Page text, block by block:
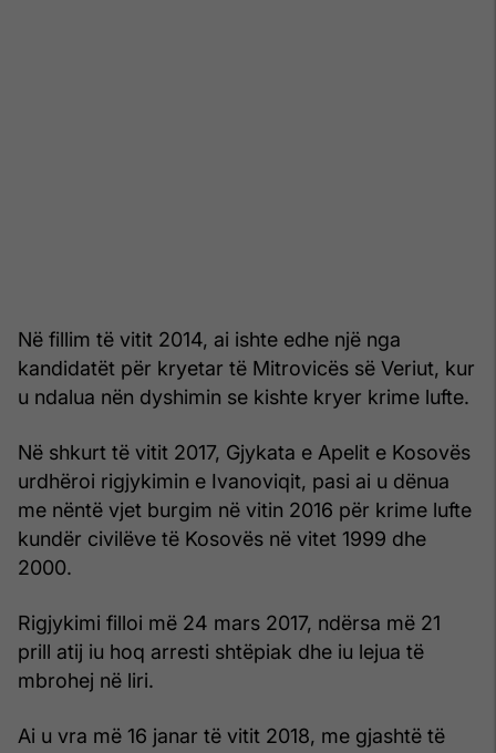
Në fillim të vitit 2014, ai ishte edhe një nga
kandidatët për kryetar të Mitrovicës së Veriut, kur
u ndalua nën dyshimin se kishte kryer krime lufte.
Në shkurt të vitit 2017, Gjykata e Apelit e Kosovës
urdhëroi rigjykimin e Ivanoviqit, pasi ai u dënua
me nëntë vjet burgim në vitin 2016 për krime lufte
kundër civilëve të Kosovës në vitet 1999 dhe
2000.
Rigjykimi filloi më 24 mars 2017, ndërsa më 21
prill atij iu hoq arresti shtëpiak dhe iu lejua të
mbrohej në liri.
Ai u vra më 16 janar të vitit 2018, me gjashtë të